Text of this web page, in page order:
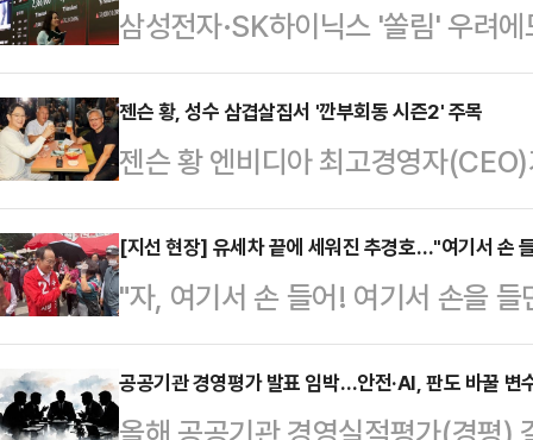
삼성전자·SK하이닉스 '쏠림' 우려
'뒤처지면 안 된다'는 개미들의 '
뚜렷해지고 있다.빚을 내 투자하는
일각에선 주식 비중확대를 자제할
국거래소에 따르면, 전날 코스피
오른 8788.38에 장을 마쳤다.외국
개인 투자자 매수세에 힘입어 상승
젠슨 황, 성수 삼겹살집서 '깐부회동 시즌2' 주목
젠슨 황 엔비디아 최고경영자
룹 회장과 구광모 LG그룹 회장, 이
의 회동이 추진되는 가운데 장소는
어지는 분위기다.1일 업계에 따르
대차그룹 회장과의 '깐부회동'에 이
모일지 업계의 관심이 쏠리고 있다
[지선 현장] 유세차 끝에 세워진 추경호…"여기서 손
"자, 여기서 손 들어! 여기서 손을
30분 해가 질 무렵 대구 달서구 죽
국민의힘 대구시장 후보의 손목을
공공기관 경영평가 발표 임박…안전·AI, 판도 바꿀